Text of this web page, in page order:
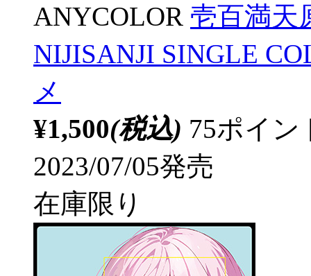
ANYCOLOR 壱百満天
NIJISANJI SINGLE
メ
¥1,500(税込) 75ポイ
2023/07/05発売
在庫限り